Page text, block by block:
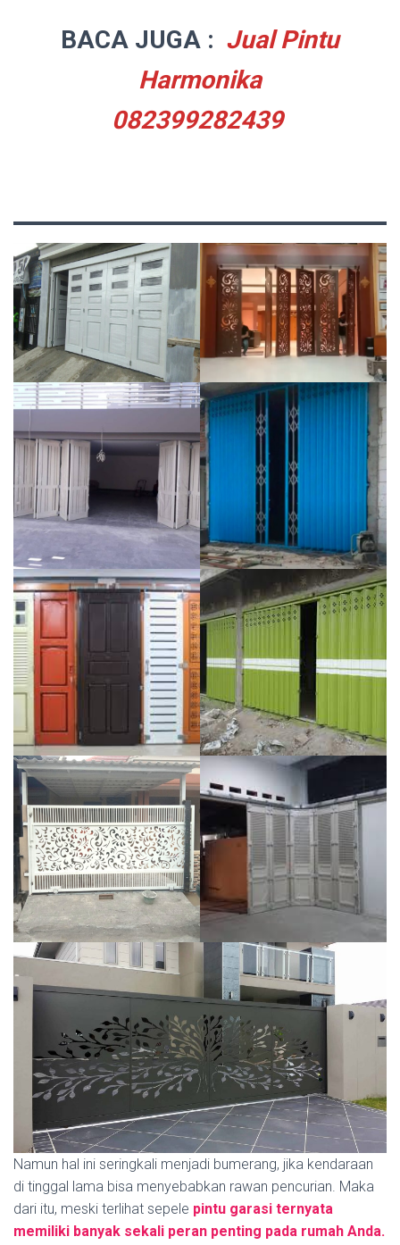
BACA JUGA : Jual Pintu
Harmonika
082399282439
Namun hal ini seringkali menjadi bumerang, jika kendaraan
di tinggal lama bisa menyebabkan rawan pencurian. Maka
dari itu, meski terlihat sepele pintu garasi ternyata
memiliki banyak sekali peran penting pada rumah Anda.